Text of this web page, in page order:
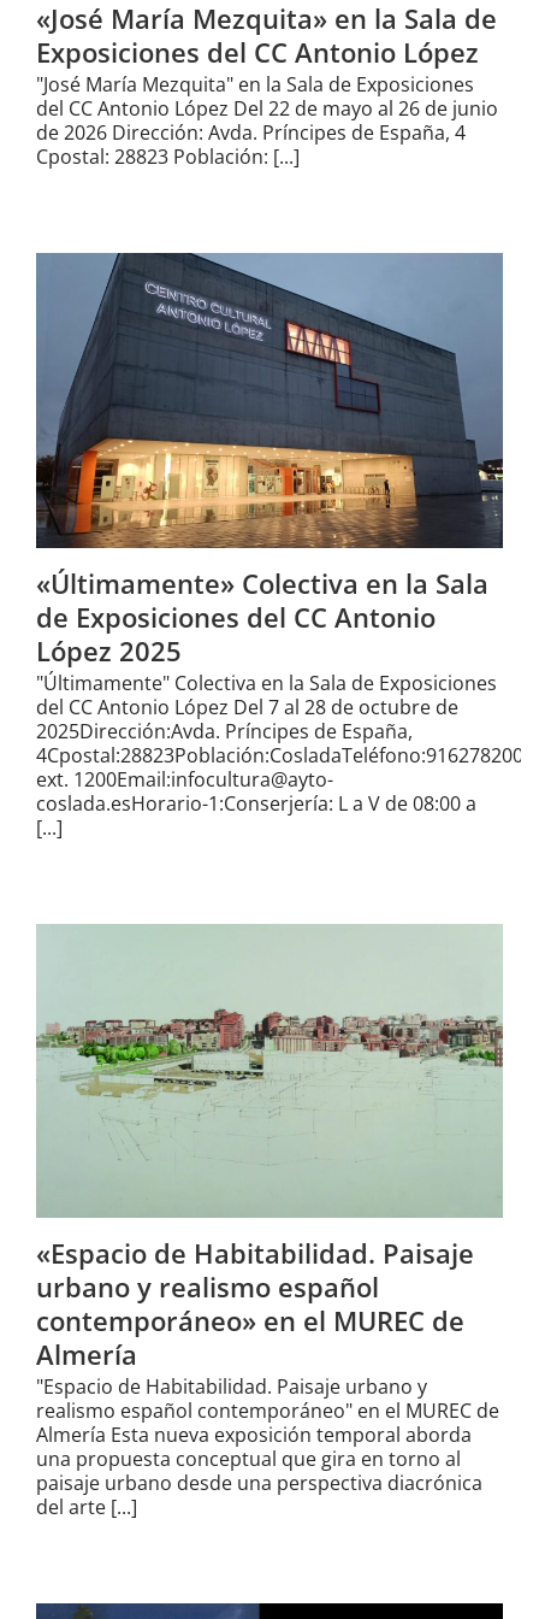
«José María Mezquita» en la Sala de
Exposiciones del CC Antonio López
"José María Mezquita" en la Sala de Exposiciones
del CC Antonio López Del 22 de mayo al 26 de junio
de 2026 Dirección: Avda. Príncipes de España, 4
Cpostal: 28823 Población: [...]
«Últimamente» Colectiva en la Sala
de Exposiciones del CC Antonio
López 2025
"Últimamente" Colectiva en la Sala de Exposiciones
del CC Antonio López Del 7 al 28 de octubre de
2025Dirección:Avda. Príncipes de España,
4Cpostal:28823Población:CosladaTeléfono:916278200
ext. 1200Email:infocultura@ayto-
coslada.esHorario-1:Conserjería: L a V de 08:00 a
[...]
«Espacio de Habitabilidad. Paisaje
urbano y realismo español
contemporáneo» en el MUREC de
Almería
"Espacio de Habitabilidad. Paisaje urbano y
realismo español contemporáneo" en el MUREC de
Almería Esta nueva exposición temporal aborda
una propuesta conceptual que gira en torno al
paisaje urbano desde una perspectiva diacrónica
del arte [...]